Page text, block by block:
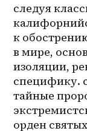
следуя
к
в мире,
изоляции,
специфику.
тайные
орден